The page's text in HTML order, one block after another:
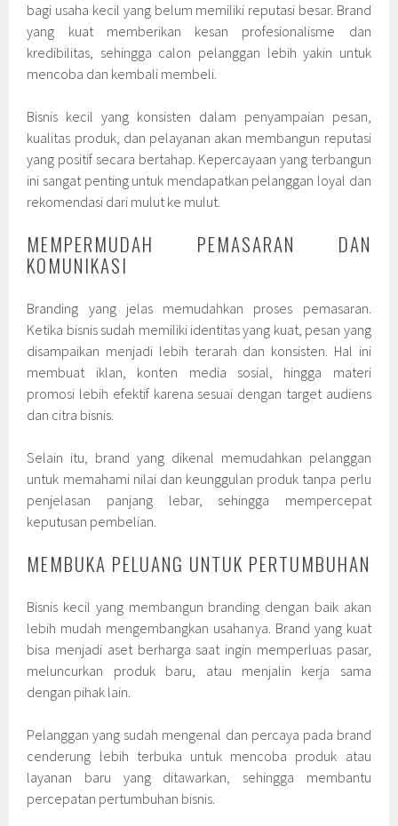
bagi usaha kecil yang belum memiliki reputasi besar. Brand
yang kuat memberikan kesan profesionalisme dan
kredibilitas, sehingga calon pelanggan lebih yakin untuk
mencoba dan kembali membeli.
Bisnis kecil yang konsisten dalam penyampaian pesan,
kualitas produk, dan pelayanan akan membangun reputasi
yang positif secara bertahap. Kepercayaan yang terbangun
ini sangat penting untuk mendapatkan pelanggan loyal dan
rekomendasi dari mulut ke mulut.
MEMPERMUDAH PEMASARAN DAN
KOMUNIKASI
Branding yang jelas memudahkan proses pemasaran.
Ketika bisnis sudah memiliki identitas yang kuat, pesan yang
disampaikan menjadi lebih terarah dan konsisten. Hal ini
membuat iklan, konten media sosial, hingga materi
promosi lebih efektif karena sesuai dengan target audiens
dan citra bisnis.
Selain itu, brand yang dikenal memudahkan pelanggan
untuk memahami nilai dan keunggulan produk tanpa perlu
penjelasan panjang lebar, sehingga mempercepat
keputusan pembelian.
MEMBUKA PELUANG UNTUK PERTUMBUHAN
Bisnis kecil yang membangun branding dengan baik akan
lebih mudah mengembangkan usahanya. Brand yang kuat
bisa menjadi aset berharga saat ingin memperluas pasar,
meluncurkan produk baru, atau menjalin kerja sama
dengan pihak lain.
Pelanggan yang sudah mengenal dan percaya pada brand
cenderung lebih terbuka untuk mencoba produk atau
layanan baru yang ditawarkan, sehingga membantu
percepatan pertumbuhan bisnis.